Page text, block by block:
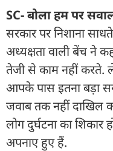
SC- बोला हम पर
सरकार पर निशाना
अध्यक्षता वाली बेंच ने
तेजी से काम नहीं करते.
आपके पास इतना बड़ा
जवाब तक नहीं दाखिल
लोग दुर्घटना का शिकार
अपनाए हुए हैं.